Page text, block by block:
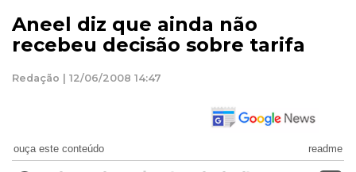
Aneel diz que ainda não
recebeu decisão sobre tarifa
Redação | 12/06/2008 14:47
ouça este conteúdo readme